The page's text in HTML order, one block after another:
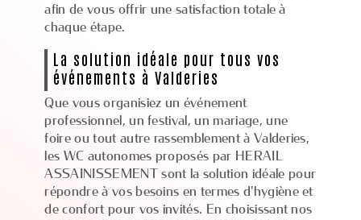
afin de vous offrir une satisfaction totale à
chaque étape.
La solution idéale pour tous vos
événements à Valderies
Que vous organisiez un événement
professionnel, un festival, un mariage, une
foire ou tout autre rassemblement à Valderies,
les WC autonomes proposés par HERAIL
ASSAINISSEMENT sont la solution idéale pour
répondre à vos besoins en termes d'hygiène et
de confort pour vos invités. En choisissant nos